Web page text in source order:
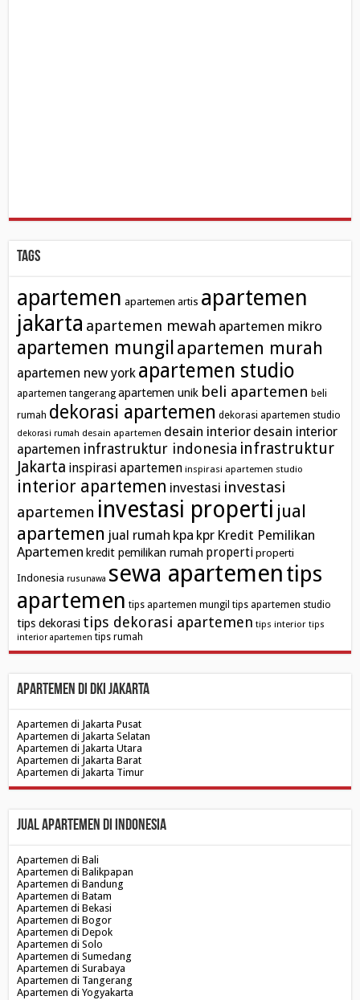
Tags
apartemen apartemen artis apartemen
jakarta apartemen mewah apartemen mikro
apartemen mungil apartemen murah
apartemen new york apartemen studio
apartemen tangerang apartemen unik beli apartemen beli
rumah dekorasi apartemen dekorasi apartemen studio
dekorasi rumah desain apartemen desain interior desain interior
apartemen infrastruktur indonesia infrastruktur
Jakarta inspirasi apartemen inspirasi apartemen studio
interior apartemen investasi investasi
apartemen investasi properti jual
apartemen jual rumah kpa kpr Kredit Pemilikan
Apartemen kredit pemilikan rumah properti properti
Indonesia rusunawa sewa apartementips
apartemen tips apartemen mungil tips apartemen studio
tips dekorasi tips dekorasi apartemen tips interior tips
interior apartemen tips rumah
Apartemen di DKI Jakarta
Apartemen di Jakarta Pusat
Apartemen di Jakarta Selatan
Apartemen di Jakarta Utara
Apartemen di Jakarta Barat
Apartemen di Jakarta Timur
Jual Apartemen di Indonesia
Apartemen di Bali
Apartemen di Balikpapan
Apartemen di Bandung
Apartemen di Batam
Apartemen di Bekasi
Apartemen di Bogor
Apartemen di Depok
Apartemen di Solo
Apartemen di Sumedang
Apartemen di Surabaya
Apartemen di Tangerang
Apartemen di Yogyakarta